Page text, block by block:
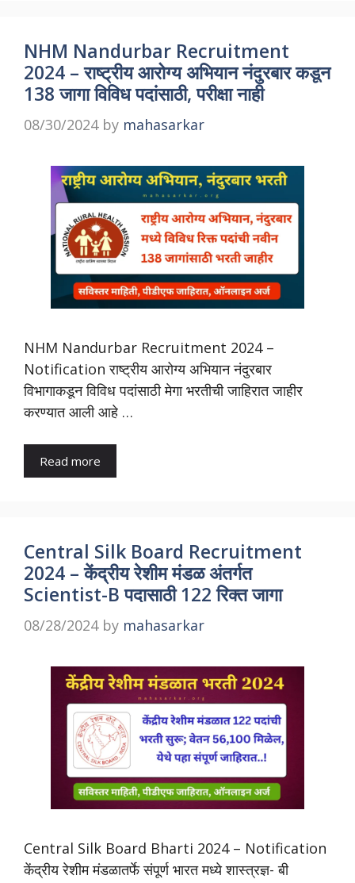
NHM Nandurbar Recruitment
2024 – राष्ट्रीय आरोग्य अभियान नंदुरबार कडून
138 जागा विविध पदांसाठी, परीक्षा नाही
08/30/2024 by mahasarkar
NHM Nandurbar Recruitment 2024 –
Notification राष्ट्रीय आरोग्य अभियान नंदुरबार
विभागाकडून विविध पदांसाठी मेगा भरतीची जाहिरात जाहीर
करण्यात आली आहे …
Read more
Central Silk Board Recruitment
2024 – केंद्रीय रेशीम मंडळ अंतर्गत
Scientist-B पदासाठी 122 रिक्त जागा
08/28/2024 by mahasarkar
Central Silk Board Bharti 2024 – Notification
केंद्रीय रेशीम मंडळातर्फे संपूर्ण भारत मध्ये शास्त्रज्ञ- बी